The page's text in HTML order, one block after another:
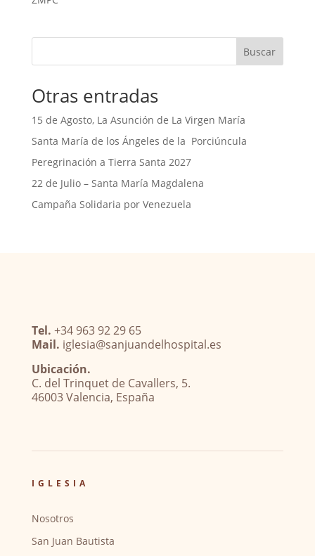
Buscar
Otras entradas
15 de Agosto, La Asunción de La Virgen María
Santa María de los Ángeles de la Porciúncula
Peregrinación a Tierra Santa 2027
22 de Julio – Santa María Magdalena
Campaña Solidaria por Venezuela
Tel. +34 963 92 29 65
Mail. iglesia@sanjuandelhospital.es
Ubicación.
C. del Trinquet de Cavallers, 5.
46003 Valencia, España
IGLESIA
Nosotros
San Juan Bautista